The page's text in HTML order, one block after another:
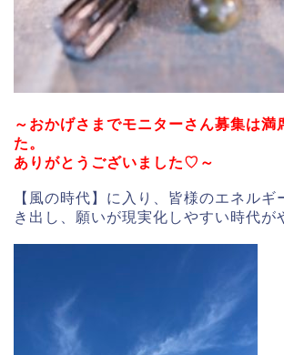
～おかげさまでモニターさん募集は満
た。
ありがとうございました♡～
【風の時代】に入り、皆様のエネルギ
き出し、願いが現実化しやすい時代が